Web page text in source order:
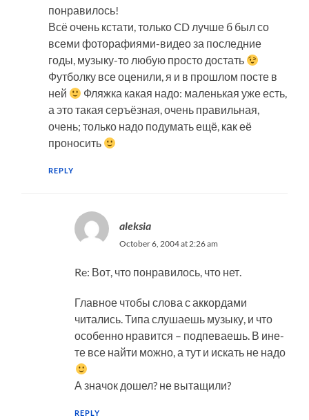
понравилось!
Всё очень кстати, только CD лучше б был со
всеми фоторафиями-видео за последние
годы, музыку-то любую просто достать
Футболку все оценили, я и в прошлом посте в
ней
Фляжка какая надо: маленькая уже есть,
а это такая серъёзная, очень правильная,
очень; только надо подумать ещё, как её
проносить
REPLY
aleksia
October 6, 2004 at 2:26 am
Re: Вот, что понравилось, что нет.
Главное чтобы слова с аккордами
читались. Типа слушаешь музыку, и что
особенно нравится – подпеваешь. В ине-
те все найти можно, а тут и искать не надо
А значок дошел? не вытащили?
REPLY